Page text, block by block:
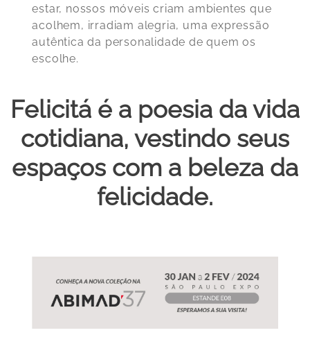
estar, nossos móveis criam ambientes que
acolhem, irradiam alegria, uma expressão
autêntica da personalidade de quem os
escolhe.
Felicitá é a poesia da vida
cotidiana, vestindo seus
espaços com a beleza da
felicidade.